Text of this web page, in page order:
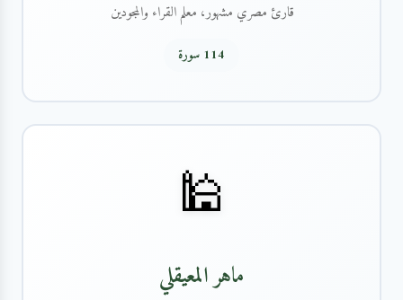
قارئ مصري مشهور، معلم القراء والمجودين
114 سورة
🕌
ماهر المعيقلي